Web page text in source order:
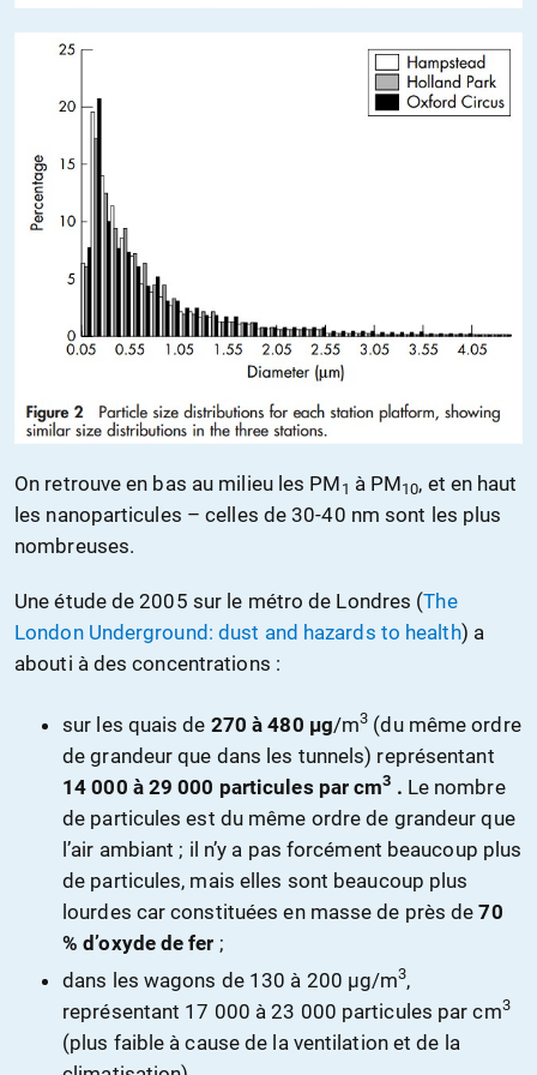
On retrouve en bas au milieu les PM 1 à PM10, et en haut
les nanoparticules – celles de 30-40 nm sont les plus
nombreuses.
Une étude de 2005 sur le métro de Londres (The
London Underground: dust and hazards to health) a
abouti à des concentrations :
sur les quais de 270 à 480 µg/m3 (du même ordre
de grandeur que dans les tunnels) représentant
14 000 à 29 000 particules par cm3 . Le nombre
de particules est du même ordre de grandeur que
l’air ambiant ; il n’y a pas forcément beaucoup plus
de particules, mais elles sont beaucoup plus
lourdes car constituées en masse de près de70
% d’oxyde de fer ;
dans les wagons de 130 à 200 µg/m3,
représentant 17 000 à 23 000 particules par cm3
(plus faible à cause de la ventilation et de la